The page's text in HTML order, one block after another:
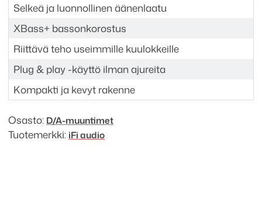
Selkeä ja luonnollinen äänenlaatu
XBass+ bassonkorostus
Riittävä teho useimmille kuulokkeille
Plug & play -käyttö ilman ajureita
Kompakti ja kevyt rakenne
Osasto: D/A-muuntimet
Tuotemerkki: iFi audio